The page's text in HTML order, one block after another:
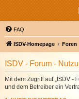
FAQ
ISDV-Homepage Foren
ISDV - Forum -
Mit dem Zugriff auf „ISDV -
und dem Betreiber ein